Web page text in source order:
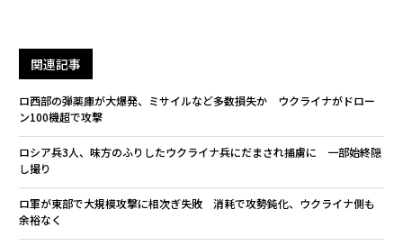
関連記事
ロ西部の弾薬庫が大爆発、ミサイルなど多数損失か ウクライナがドロー
ン100機超で攻撃
ロシア兵3人、味方のふりしたウクライナ兵にだまされ捕虜に 一部始終隠
し撮り
ロ軍が東部で大規模攻撃に相次ぎ失敗 消耗で攻勢鈍化、ウクライナ側も
余裕なく